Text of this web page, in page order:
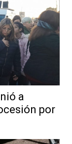
a
por